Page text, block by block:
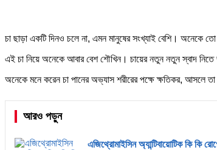
চা ছাড়া একটি দিনও চলে না, এমন মানুষের সংখ্যাই বেশি। অনেকে
এই চা নিয়ে অনেকে আবার বেশ শৌখিন। চায়ের নতুন নতুন স্বাদ
অনেকে মনে করেন চা পানের অভ্যাস শরীরের পক্ষে ক্ষতিকর, আসলে
আরও পড়ুন
এজিথ্রোমাইসিন অ্যান্টিবায়োটিক কি কি